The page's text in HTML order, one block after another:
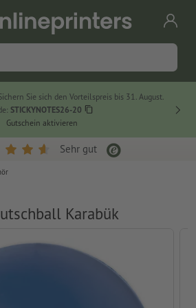
Sie sich den Vorteilspreis bis 31. August.
STICKYNOTES26-20
Gutschein aktivieren
Sehr gut
Karabük